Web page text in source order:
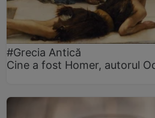
#Grecia Antică
Cine a fost Homer, autorul